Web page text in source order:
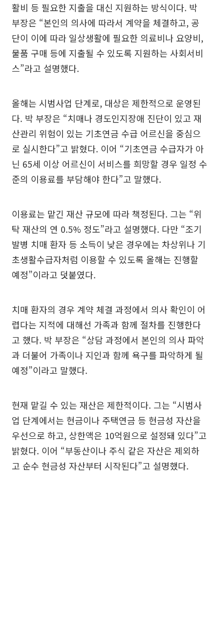
활비 등 필요한 지출을 대신 지원하는 방식이다. 박
부장은 “본인의 의사에 따라서 계약을 체결하고, 공
단이 이에 따라 일상생활에 필요한 의료비나 요양비,
물품 구매 등에 지출될 수 있도록 지원하는 사회서비
스”라고 설명했다.
올해는 시범사업 단계로, 대상은 제한적으로 운영된
다. 박 부장은 “치매나 경도인지장애 진단이 있고 재
산관리 위험이 있는 기초연금 수급 어르신을 중심으
로 실시한다”고 밝혔다. 이어 “기초연금 수급자가 아
닌 65세 이상 어르신이 서비스를 희망할 경우 일정 수
준의 이용료를 부담해야 한다”고 말했다.
이용료는 맡긴 재산 규모에 따라 책정된다. 그는 “위
탁 재산의 연 0.5% 정도”라고 설명했다. 다만 “조기
발병 치매 환자 등 소득이 낮은 경우에는 차상위나 기
초생활수급자처럼 이용할 수 있도록 올해는 진행할
예정”이라고 덧붙였다.
치매 환자의 경우 계약 체결 과정에서 의사 확인이 어
렵다는 지적에 대해선 가족과 함께 절차를 진행한다
고 했다. 박 부장은 “상담 과정에서 본인의 의사 파악
과 더불어 가족이나 지인과 함께 욕구를 파악하게 될
예정”이라고 말했다.
현재 맡길 수 있는 재산은 제한적이다. 그는 “시범사
업 단계에서는 현금이나 주택연금 등 현금성 자산을
우선으로 하고, 상한액은 10억원으로 설정돼 있다”고
밝혔다. 이어 “부동산이나 주식 같은 자산은 제외하
고 순수 현금성 자산부터 시작된다”고 설명했다.